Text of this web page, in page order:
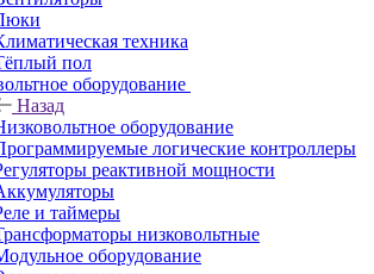
техника
пол
оборудование
Назад
оборудование
логические контроллеры
реактивной мощности
и таймеры
низковольтные
оборудование